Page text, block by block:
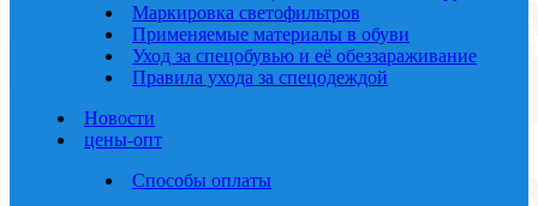
Маркировка светофильтров
Применяемые материалы в обуви
Уход за спецобувью и её обеззараживание
Правила ухода за спецодеждой
Новости
цены-опт
Способы оплаты